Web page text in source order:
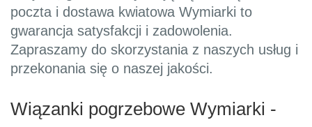
poczta i dostawa kwiatowa Wymiarki to
gwarancja satysfakcji i zadowolenia.
Zapraszamy do skorzystania z naszych usług i
przekonania się o naszej jakości.
Wiązanki pogrzebowe Wymiarki -